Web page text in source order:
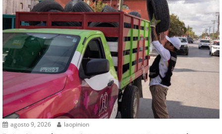
agosto 9, 2026 laopinion